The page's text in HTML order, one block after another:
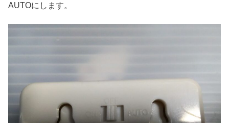
AUTOにします。